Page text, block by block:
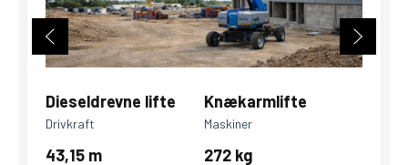
Dieseldrevne lifte
Drivkraft
Knækarmlifte
Maskiner
43,15 m 272 kg